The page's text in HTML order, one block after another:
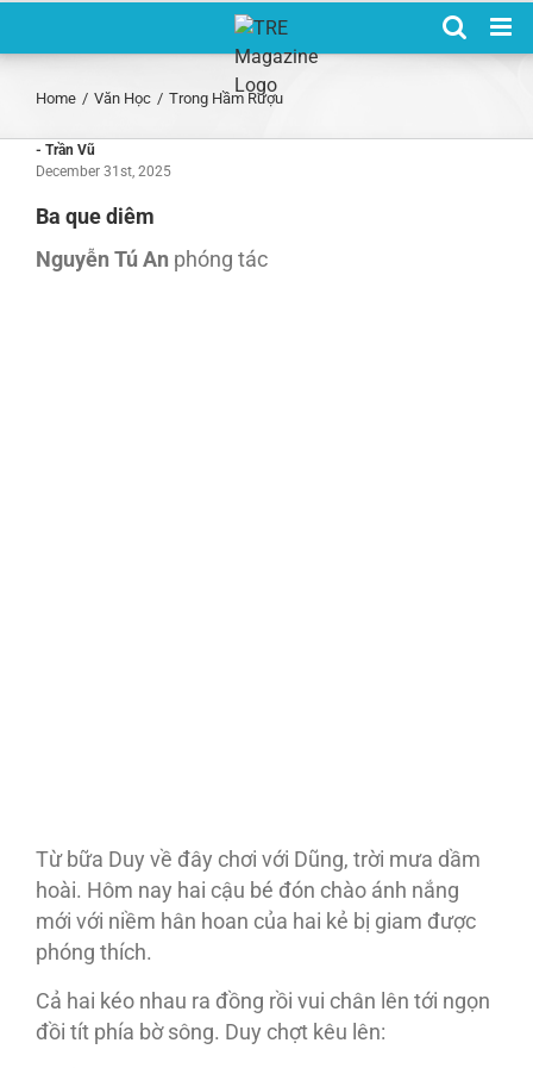
Home / Văn Học / Trong Hầm Rượu
- Trần Vũ
December 31st, 2025
Ba que diêm
Nguyễn Tú An phóng tác
Từ bữa Duy về đây chơi với Dũng, trời mưa dầm
hoài. Hôm nay hai cậu bé đón chào ánh nắng
mới với niềm hân hoan của hai kẻ bị giam được
phóng thích.
Cả hai kéo nhau ra đồng rồi vui chân lên tới ngọn
đồi tít phía bờ sông. Duy chợt kêu lên: